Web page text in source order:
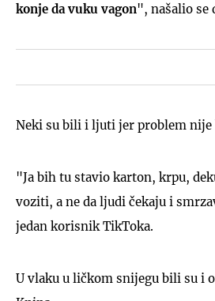
konje da vuku vagon", našalio se
Neki su bili i ljuti jer problem nije
"Ja bih tu stavio karton, krpu,
voziti, a ne da ljudi čekaju i
jedan korisnik TikToka.
U vlaku u ličkom snijegu bili su i